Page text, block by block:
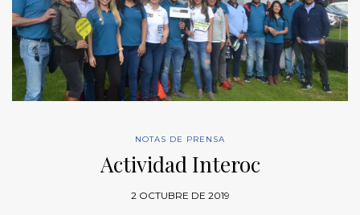
NOTAS DE PRENSA
Actividad Interoc
2 OCTUBRE DE 2019